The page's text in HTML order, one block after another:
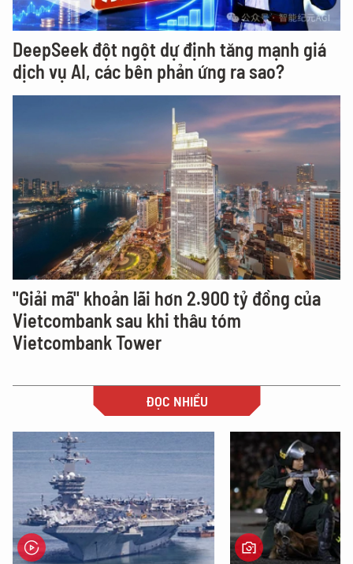
DeepSeek đột ngột dự định tăng mạnh giá
dịch vụ AI, các bên phản ứng ra sao?
"Giải mã" khoản lãi hơn 2.900 tỷ đồng của
Vietcombank sau khi thâu tóm
Vietcombank Tower
ĐỌC NHIỀU